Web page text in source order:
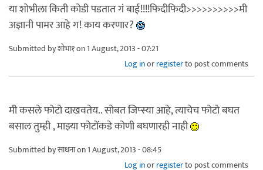
या शोभीला किती कोडी पडतात गं बाई!!!!फिदीफिदी>>>>>>>>>>मी
अज्ञानी पामर आहे ग! काय करणार?
Submitted byशोभा१on 1 August, 2013 - 07:21
Log inorregisterto post comments
मी कसले फोटो दाखवतेय.. सोबत जिप्स्या आहे, त्याचेच फोटो बघत
बसाल तुम्ही , माझ्या फोटोंकडे कोणी बघणारही नाही
Submitted byसाधनाon 1 August, 2013 - 08:45
Log inorregisterto post comments